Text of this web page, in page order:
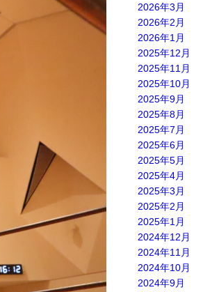
2026年3月
2026年2月
2026年1月
2025年12月
2025年11月
2025年10月
2025年9月
2025年8月
2025年7月
2025年6月
2025年5月
2025年4月
2025年3月
2025年2月
2025年1月
2024年12月
2024年11月
2024年10月
2024年9月